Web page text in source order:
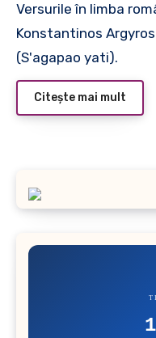
Versurile în limba română pentru cântecul lui
Konstantinos
(S'agapao yati).
Citește mai mult